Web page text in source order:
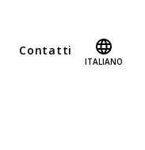
Contatti
ITALIANO